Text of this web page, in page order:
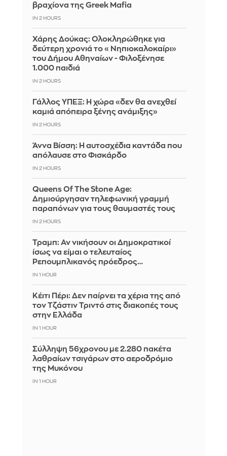
βραχίονα της Greek Mafia
IN 2 HOURS
Χάρης Δούκας: Ολοκληρώθηκε για
δεύτερη χρονιά το «Νηπιοκαλοκαίρι»
του Δήμου Αθηναίων - Φιλοξένησε
1.000 παιδιά
IN 2 HOURS
Γάλλος ΥΠΕΞ: Η χώρα «δεν θα ανεχθεί
καμιά απόπειρα ξένης ανάμιξης»
IN 2 HOURS
Άννα Βίσση: Η αυτοσχέδια καντάδα που
απόλαυσε στο Φισκάρδο
IN 2 HOURS
Queens Of The Stone Age:
Δημιούργησαν τηλεφωνική γραμμή
παραπόνων για τους θαυμαστές τους
IN 2 HOURS
Τραμπ: Αν νικήσουν οι Δημοκρατικοί
ίσως να είμαι ο τελευταίος
Ρεπουμπλικανός πρόεδρος…
IN 1 HOUR
Κέιτι Πέρι: Δεν παίρνει τα χέρια της από
τον Τζάστιν Τριντό στις διακοπές τους
στην Ελλάδα
IN 1 HOUR
Σύλληψη 56χρονου με 2.280 πακέτα
λαθραίων τσιγάρων στο αεροδρόμιο
της Μυκόνου
IN 1 HOUR